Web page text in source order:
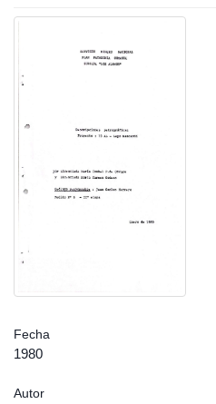
Fecha
1980
Autor